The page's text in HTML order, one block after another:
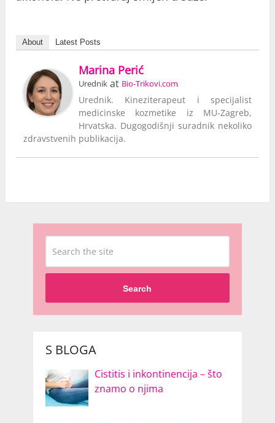
About Latest Posts
Marina Perić
Urednik at Bio-Trikovi.com
Urednik. Kineziterapeut i specijalist
medicinske kozmetike iz MU-Zagreb,
Hrvatska. Dugogodišnji suradnik nekoliko
zdravstvenih publikacija.
Search
S BLOGA
Cistitis i inkontinencija – što
znamo o njima